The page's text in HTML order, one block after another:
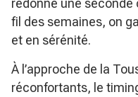
redonne une seconde
fil des semaines, on
et en sérénité.
À l’approche de la
réconfortants, le